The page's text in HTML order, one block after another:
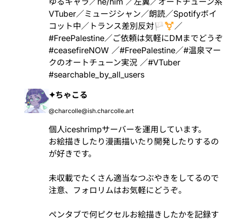
VTuber／ミュージシャン／朗読／Spotifyボイ
コット中／トランス差別反対🏳️‍⚧️／
#FreePalestine／ご依頼は気軽にDMまでどうぞ
#ceasefireNOW ／#FreePalestine／#温泉マー
クのオートチューン実況 ／#VTuber
#searchable_by_all_users
✦ちゃこる
@charcolle@ish.charcolle.art
個人iceshrimpサーバーを運用しています。
お絵描きしたり漫画描いたり開発したりするの
が好きです。
未収載でたくさん適当なつぶやきをしてるので
注意、フォロリムはお気軽にどうぞ。
ペンタブで何ピクセルお絵描きしたかを記録す